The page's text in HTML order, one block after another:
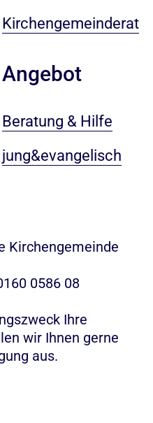
Kirchengemeinderat
Angebot
Beratung & Hilfe
jung&evangelisch
Kirchengemeinde
0586 08
Ihre
wir Ihnen gerne
aus.